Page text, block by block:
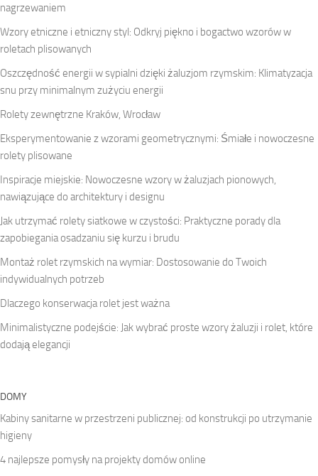
nagrzewaniem
Wzory etniczne i etniczny styl: Odkryj piękno i bogactwo wzorów w
roletach plisowanych
Oszczędność energii w sypialni dzięki żaluzjom rzymskim: Klimatyzacja
snu przy minimalnym zużyciu energii
Rolety zewnętrzne Kraków, Wrocław
Eksperymentowanie z wzorami geometrycznymi: Śmiałe i nowoczesne
rolety plisowane
Inspiracje miejskie: Nowoczesne wzory w żaluzjach pionowych,
nawiązujące do architektury i designu
Jak utrzymać rolety siatkowe w czystości: Praktyczne porady dla
zapobiegania osadzaniu się kurzu i brudu
Montaż rolet rzymskich na wymiar: Dostosowanie do Twoich
indywidualnych potrzeb
Dlaczego konserwacja rolet jest ważna
Minimalistyczne podejście: Jak wybrać proste wzory żaluzji i rolet, które
dodają elegancji
DOMY
Kabiny sanitarne w przestrzeni publicznej: od konstrukcji po utrzymanie
higieny
4 najlepsze pomysły na projekty domów online